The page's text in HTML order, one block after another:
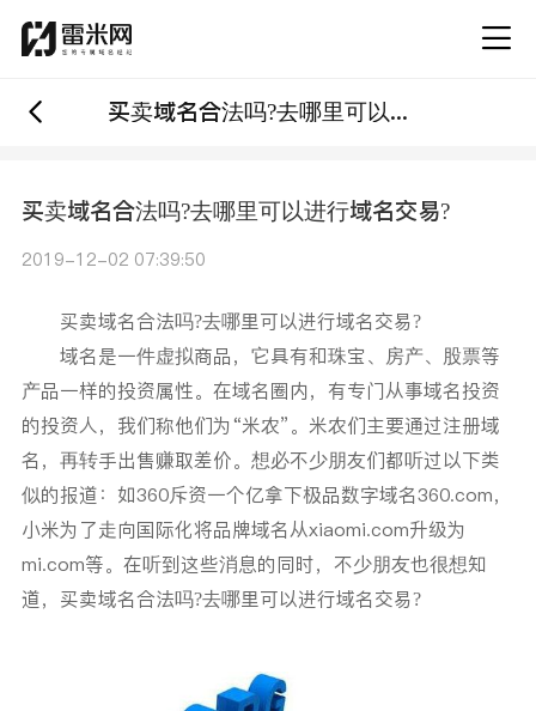
买卖域名合法吗?去哪里可以进行域名交易?
买卖域名合法吗?去哪里可以进行域名交易?
2019-12-02 07:39:50
买卖域名合法吗?去哪里可以进行域名交易?
域名是一件虚拟商品，它具有和珠宝、房产、股票等
产品一样的投资属性。在域名圈内，有专门从事域名投资
的投资人，我们称他们为“米农”。米农们主要通过注册域
名，再转手出售赚取差价。想必不少朋友们都听过以下类
似的报道：如360斥资一个亿拿下极品数字域名360.com，
小米为了走向国际化将品牌域名从xiaomi.com升级为
mi.com等。在听到这些消息的同时，不少朋友也很想知
道，买卖域名合法吗?去哪里可以进行域名交易?